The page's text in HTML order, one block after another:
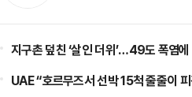
지구촌 덮친 ‘살인 더위’…49도 폭염
UAE “호르무즈서 선박 15척 줄줄이